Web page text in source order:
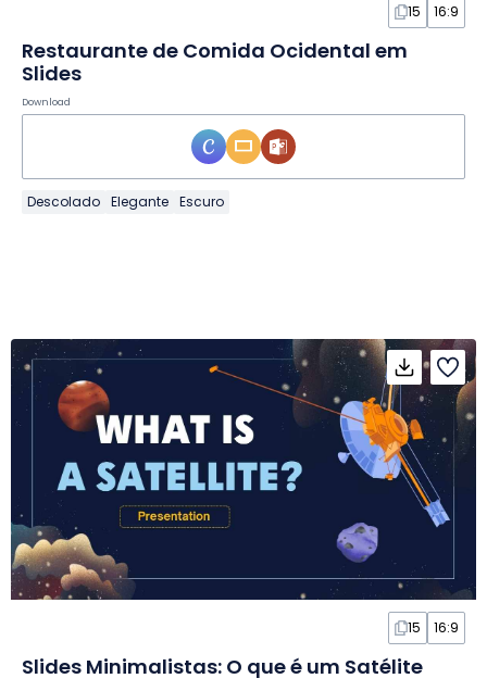
15 16:9
Restaurante de Comida Ocidental em
Slides
Download
Descolado Elegante Escuro
15 16:9
Slides Minimalistas: O que é um Satélite